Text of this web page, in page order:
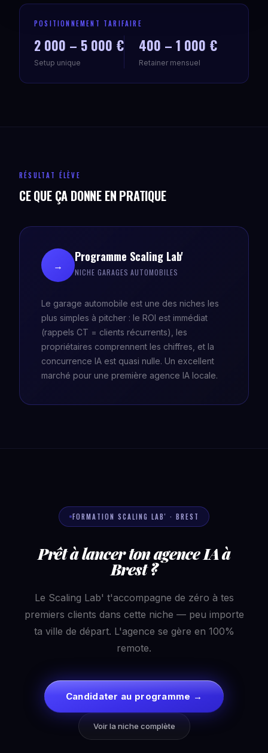
POSITIONNEMENT TARIFAIRE
2 000 – 5 000 €
Setup unique
400 – 1 000 €
Retainer mensuel
RÉSULTAT ÉLÈVE
CE QUE ÇA DONNE EN PRATIQUE
→
Programme Scaling Lab'
NICHE GARAGES AUTOMOBILES
Le garage automobile est une des niches les
plus simples à pitcher : le ROI est immédiat
(rappels CT = clients récurrents), les
propriétaires comprennent les chiffres, et la
concurrence IA est quasi nulle. Un excellent
marché pour une première agence IA locale.
FORMATION SCALING LAB' · BREST
Prêt à lancer ton agence IA à
Brest ?
Le Scaling Lab' t'accompagne de zéro à tes
premiers clients dans cette niche — peu importe
ta ville de départ. L'agence se gère en 100%
remote.
Candidater au programme →
Voir la niche complète